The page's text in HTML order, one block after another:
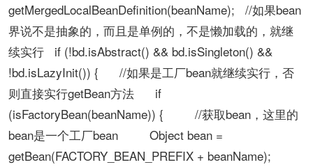
getMergedLocalBeanDefinition(beanName); //如果bean
界说不是抽象的，而且是单例的，不是懒加载的，就继
续实行 if (!bd.isAbstract() && bd.isSingleton() &&
!bd.isLazyInit()) { //如果是工厂bean就继续实行，否
则直接实行getBean方法 if
(isFactoryBean(beanName)) { //获取bean，这里的
bean是一个工厂bean Object bean =
getBean(FACTORY_BEAN_PREFIX + beanName);